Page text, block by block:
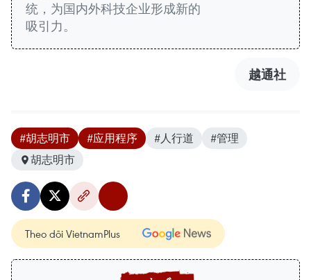
统，为国内外科技企业形成新的
吸引力。
越通社
#胡志明市 #应用程序 #人行道
#管理
胡志明市
Theo dõi VietnamPlus